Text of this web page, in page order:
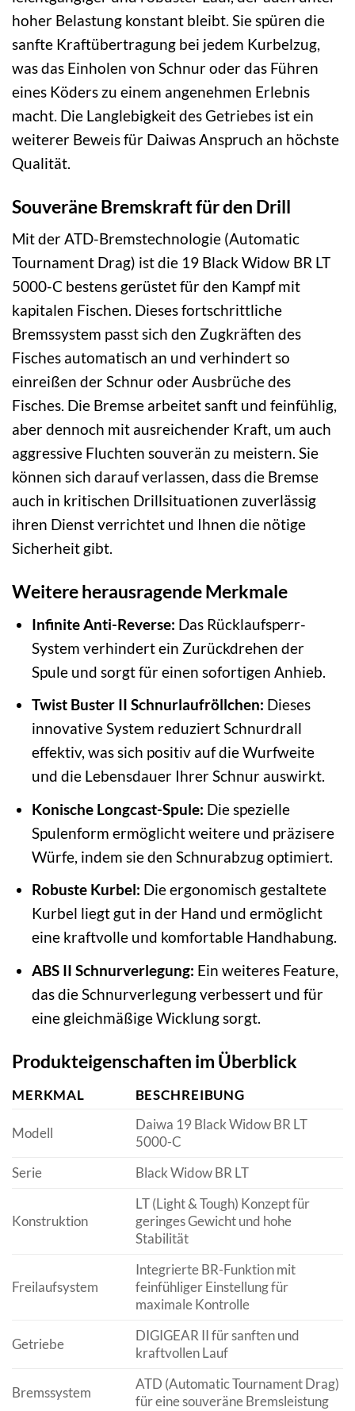
hoher Belastung konstant bleibt. Sie spüren die
sanfte Kraftübertragung bei jedem Kurbelzug,
was das Einholen von Schnur oder das Führen
eines Köders zu einem angenehmen Erlebnis
macht. Die Langlebigkeit des Getriebes ist ein
weiterer Beweis für Daiwas Anspruch an höchste
Qualität.
Souveräne Bremskraft für den Drill
Mit der ATD-Bremstechnologie (Automatic
Tournament Drag) ist die 19 Black Widow BR LT
5000-C bestens gerüstet für den Kampf mit
kapitalen Fischen. Dieses fortschrittliche
Bremssystem passt sich den Zugkräften des
Fisches automatisch an und verhindert so
einreißen der Schnur oder Ausbrüche des
Fisches. Die Bremse arbeitet sanft und feinfühlig,
aber dennoch mit ausreichender Kraft, um auch
aggressive Fluchten souverän zu meistern. Sie
können sich darauf verlassen, dass die Bremse
auch in kritischen Drillsituationen zuverlässig
ihren Dienst verrichtet und Ihnen die nötige
Sicherheit gibt.
Weitere herausragende Merkmale
Infinite Anti-Reverse: Das Rücklaufsperr-
System verhindert ein Zurückdrehen der
Spule und sorgt für einen sofortigen Anhieb.
Twist Buster II Schnurlaufröllchen: Dieses
innovative System reduziert Schnurdrall
effektiv, was sich positiv auf die Wurfweite
und die Lebensdauer Ihrer Schnur auswirkt.
Konische Longcast-Spule: Die spezielle
Spulenform ermöglicht weitere und präzisere
Würfe, indem sie den Schnurabzug optimiert.
Robuste Kurbel: Die ergonomisch gestaltete
Kurbel liegt gut in der Hand und ermöglicht
eine kraftvolle und komfortable Handhabung.
ABS II Schnurverlegung: Ein weiteres Feature,
das die Schnurverlegung verbessert und für
eine gleichmäßige Wicklung sorgt.
Produkteigenschaften im Überblick
MERKMAL BESCHREIBUNG
Modell
Daiwa 19 Black Widow BR LT
5000-C
Serie
Black Widow BR LT
Konstruktion
LT (Light & Tough) Konzept für
geringes Gewicht und hohe
Stabilität
Freilaufsystem
Integrierte BR-Funktion mit
feinfühliger Einstellung für
maximale Kontrolle
Getriebe
DIGIGEAR II für sanften und
kraftvollen Lauf
Bremssystem
ATD (Automatic Tournament Drag)
für eine souveräne Bremsleistung